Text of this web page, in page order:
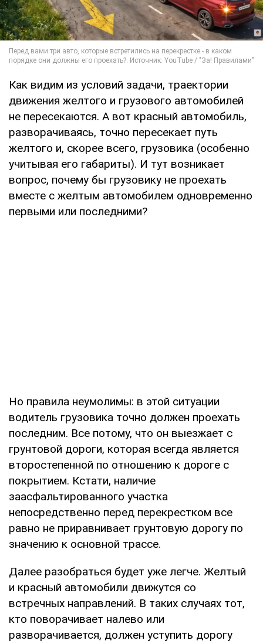
Как видим из условий задачи, траектории
движения желтого и грузового автомобилей
не пересекаются. А вот красный автомобиль,
разворачиваясь, точно пересекает путь
желтого и, скорее всего, грузовика (особенно
учитывая его габариты). И тут возникает
вопрос, почему бы грузовику не проехать
вместе с желтым автомобилем одновременно
первыми или последними?
Но правила неумолимы: в этой ситуации
водитель грузовика точно должен проехать
последним. Все потому, что он выезжает с
грунтовой дороги, которая всегда является
второстепенной по отношению к дороге с
покрытием. Кстати, наличие
заасфальтированного участка
непосредственно перед перекрестком все
равно не приравнивает грунтовую дорогу по
значению к основной трассе.
Далее разобраться будет уже легче. Желтый
и красный автомобили движутся со
встречных направлений. В таких случаях тот,
кто поворачивает налево или
разворачивается, должен уступить дорогу